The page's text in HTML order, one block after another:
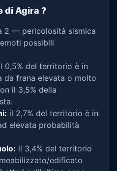
di Agira ?
2 — pericolosità sismica
possibili
0,5% del territorio è in
da frana elevata o molto
il 3,5% della
il 2,7% del territorio è in
elevata probabilità
il 3,4% del territorio
edificato